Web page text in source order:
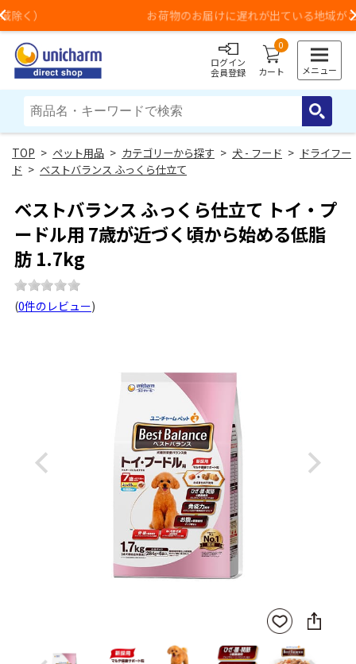
Previous お荷物のお届けに遅れが出ている地域がございます
ログイン
会員登録
0
カート メニュー
> ペット用品 > カテゴリーから探す > 犬 - フード > ドライフー
ド > ベストバランス ふっくら仕立て
ベストバランス ふっくら仕立て トイ・プ
ードル用 7歳が近づく頃から始める低脂
肪 1.7kg
(0件のレビュー)
Previous Next
お気
に入
登録
SNS
に